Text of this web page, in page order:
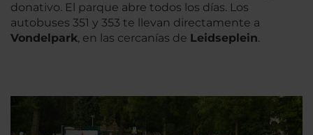
donativo. El parque abre todos los días. Los
autobuses 351 y 353 te llevan directamente a
Vondelpark, en las cercanías de Leidseplein.